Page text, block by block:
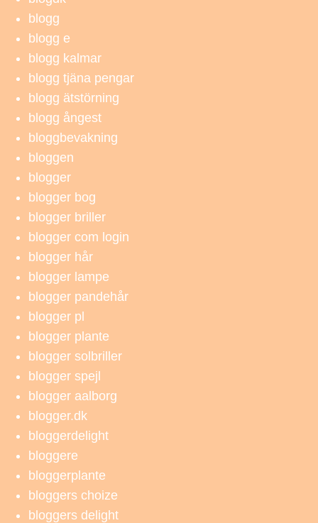
blogg
blogg e
blogg kalmar
blogg tjäna pengar
blogg ätstörning
blogg ångest
bloggbevakning
bloggen
blogger
blogger bog
blogger briller
blogger com login
blogger hår
blogger lampe
blogger pandehår
blogger pl
blogger plante
blogger solbriller
blogger spejl
blogger aalborg
blogger.dk
bloggerdelight
bloggere
bloggerplante
bloggers choize
bloggers delight